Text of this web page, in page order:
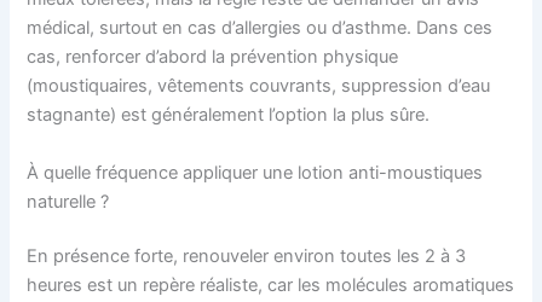
médical, surtout en cas d’allergies ou d’asthme. Dans ces
cas, renforcer d’abord la prévention physique
(moustiquaires, vêtements couvrants, suppression d’eau
stagnante) est généralement l’option la plus sûre.
À quelle fréquence appliquer une lotion anti-moustiques
naturelle ?
En présence forte, renouveler environ toutes les 2 à 3
heures est un repère réaliste, car les molécules aromatiques